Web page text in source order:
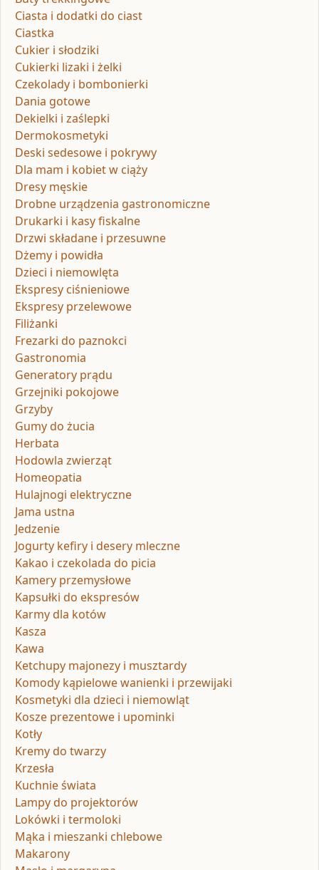
Ciasta i dodatki do ciast
Ciastka
Cukier i słodziki
Cukierki lizaki i żelki
Czekolady i bombonierki
Dania gotowe
Dekielki i zaślepki
Dermokosmetyki
Deski sedesowe i pokrywy
Dla mam i kobiet w ciąży
Dresy męskie
Drobne urządzenia gastronomiczne
Drukarki i kasy fiskalne
Drzwi składane i przesuwne
Dżemy i powidła
Dzieci i niemowlęta
Ekspresy ciśnieniowe
Ekspresy przelewowe
Filiżanki
Frezarki do paznokci
Gastronomia
Generatory prądu
Grzejniki pokojowe
Grzyby
Gumy do żucia
Herbata
Hodowla zwierząt
Homeopatia
Hulajnogi elektryczne
Jama ustna
Jedzenie
Jogurty kefiry i desery mleczne
Kakao i czekolada do picia
Kamery przemysłowe
Kapsułki do ekspresów
Karmy dla kotów
Kasza
Kawa
Ketchupy majonezy i musztardy
Komody kąpielowe wanienki i przewijaki
Kosmetyki dla dzieci i niemowląt
Kosze prezentowe i upominki
Kotły
Kremy do twarzy
Krzesła
Kuchnie świata
Lampy do projektorów
Lokówki i termoloki
Mąka i mieszanki chlebowe
Makarony